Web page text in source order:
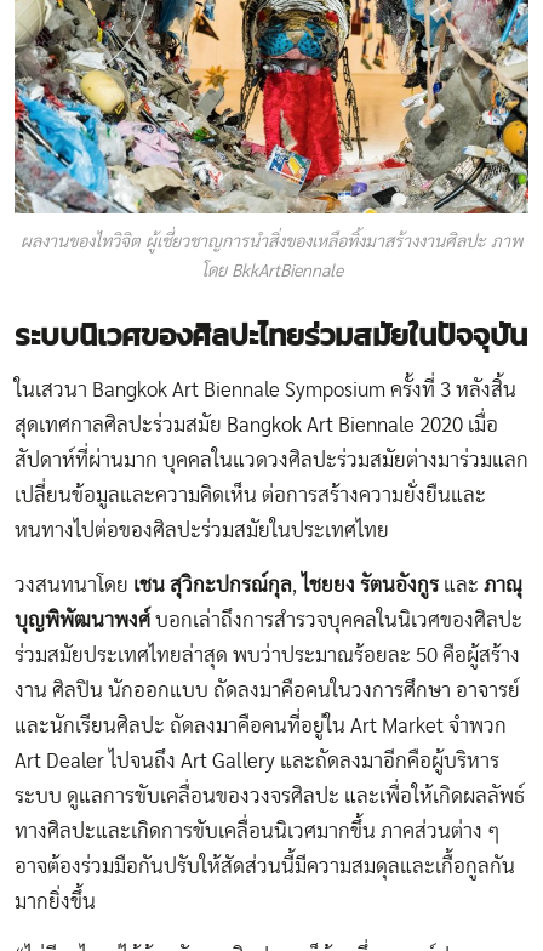
ผลงานของไทวิจิต ผู้เชี่ยวชาญการนำสิ่งของเหลือทิ้งมาสร้างงานศิลปะ​ ภาพ
โดย BkkArtBiennale
ระบบนิเวศของศิลปะไทยร่วมสมัยในปัจจุบัน
ในเสวนา Bangkok Art Biennale Symposium ครั้งที่ 3 หลังสิ้น
สุดเทศกาลศิลปะร่วมสมัย Bangkok Art Biennale 2020 เมื่อ
สัปดาห์ที่ผ่านมาก บุคคลในแวดวงศิลปะร่วมสมัยต่างมาร่วมแลก
เปลี่ยนข้อมูลและความคิดเห็น ต่อการสร้างความยั่งยืนและ
หนทางไปต่อของศิลปะร่วมสมัยในประเทศไทย
วงสนทนาโดย เชน สุวิกะปกรณ์กุล, ไชยยง รัตนอังกูร และ ภาณุ
บุญพิพัฒนาพงศ์ บอกเล่าถึงการสำรวจบุคคลในนิเวศของศิลปะ
ร่วมสมัยประเทศไทยล่าสุด พบว่าประมาณร้อยละ 50 คือผู้สร้าง
งาน ศิลปิน นักออกแบบ ถัดลงมาคือคนในวงการศึกษา อาจารย์
และนักเรียนศิลปะ ถัดลงมาคือคนที่อยู่ใน Art Market จำพวก
Art Dealer ไปจนถึง Art Gallery และถัดลงมาอีกคือผู้บริหาร
ระบบ ดูแลการขับเคลื่อนของวงจรศิลปะ และเพื่อให้เกิดผลลัพธ์
ทางศิลปะและเกิดการขับเคลื่อนนิเวศมากขึ้น ภาคส่วนต่าง ๆ
อาจต้องร่วมมือกันปรับให้สัดส่วนนี้มีความสมดุลและเกื้อกูลกัน
มากยิ่งขึ้น